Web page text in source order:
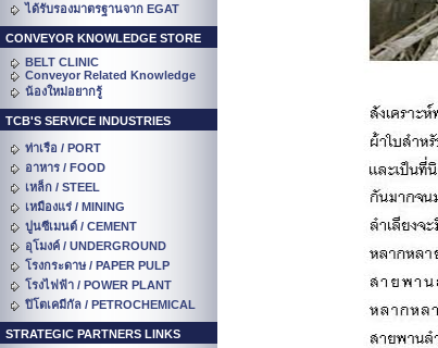
ได้รับรองมาตรฐานจาก EGAT
CONVEYOR KNOWLEDGE STORE
BELT CLINIC
Conveyor Related Knowledge
น้องใหม่อยากรู้
TCB'S SERVICE INDUSTRIES
ท่าเรือ / PORT
อาหาร / FOOD
เหล็ก / STEEL
เหมืองแร่ / MINING
ปูนซีเมนต์ / CEMENT
อุโมงค์ / UNDERGROUND
โรงกระดาษ / PAPER PULP
โรงไฟฟ้า / POWER PLANT
ปิโตเคมีกัล / PETROCHEMICAL
STRATEGIC PARTNERS LINKS